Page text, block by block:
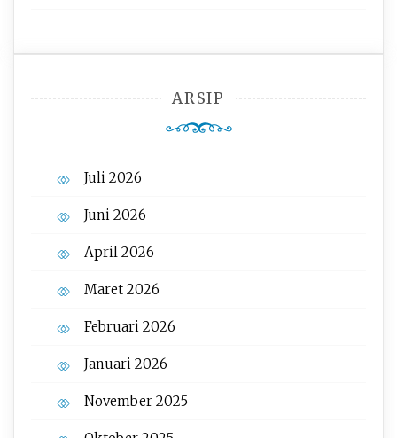
ARSIP
Juli 2026
Juni 2026
April 2026
Maret 2026
Februari 2026
Januari 2026
November 2025